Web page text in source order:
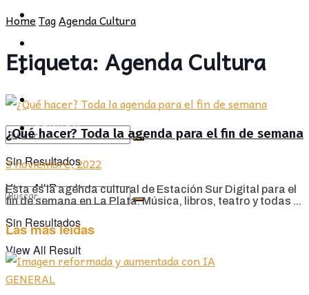
CULTURA
OPINIÓN
Sin Resultados
View All Result
PROVINCIA
SOCIEDAD
CULTURA
OPINIÓN
Sin Resultados
View All Result
HomeTagAgenda Cultura
Etiqueta:Agenda Cultura
¿Qué hacer? Toda la agenda para el fin de semana
3 noviembre, 2022
Esta es la agenda cultural de Estación Sur Digital para el
fin de semana en La Plata. Música, libros, teatro y todas ...
Las más leídas
GENERAL